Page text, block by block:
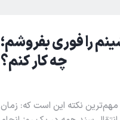
را فوری بفروشم؛
چه کار کنم؟
نکته این است که: زمان